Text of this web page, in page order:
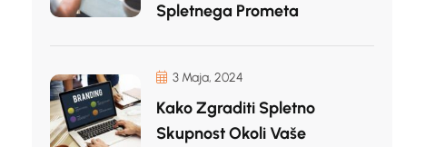
Spletnega Prometa
3 Maja, 2024
Kako Zgraditi Spletno
Skupnost Okoli Vaše